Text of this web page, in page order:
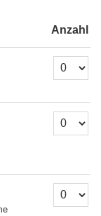
Anzahl
Anzahl
Anzahl
Anzahl